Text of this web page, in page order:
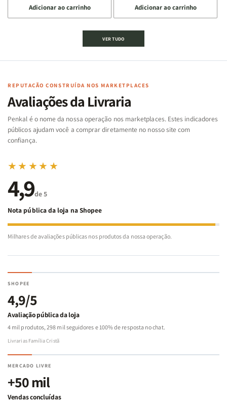
quantidade
de
Cartas
Famílias
Bíblia
-
Penkal
quantidade
de
Jogo
Cartas
Famílias
da
Bíblia
-
Penkal
Adicionar ao carrinho
quantidade
de
Jogo
|
de
quantidade
de
|
Adicionar ao carrinho
VER TUDO
REPUTAÇÃO CONSTRUÍDA NOS MARKETPLACES
Avaliações da Livraria
Penkal é o nome da nossa operação nos marketplaces. Estes indicadores
públicos ajudam você a comprar diretamente no nosso site com
confiança.
★★★★★
4,9de 5
Nota pública da loja na Shopee
Milhares de avaliações públicas nos produtos da nossa operação.
SHOPEE
4,9/5
Avaliação pública da loja
4 mil produtos, 298 mil seguidores e 100% de resposta no chat.
Livrarias Família Cristã
MERCADO LIVRE
+50 mil
Vendas concluídas